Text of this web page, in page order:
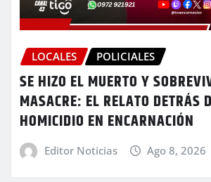
LOCALES POLICIALES
SE HIZO EL MUERTO Y
MASACRE: EL RELATO DETRÁS
HOMICIDIO EN ENCARNACIÓN
Editor Noticias Ago 8, 2026